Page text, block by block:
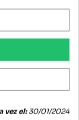
vez el:30/01/2024